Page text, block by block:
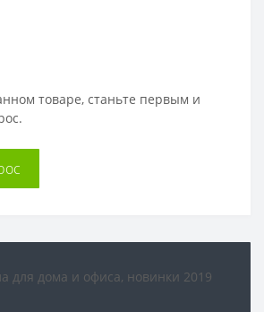
товаре, станьте первым и